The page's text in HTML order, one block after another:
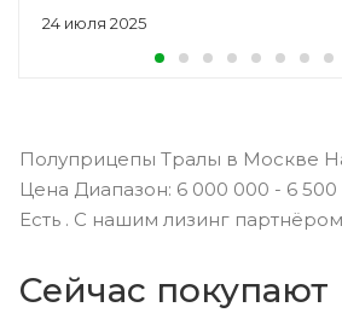
24 июля 2025
Полуприцепы Тралы в Москве
Цена Диапазон: 6 000 000 - 6
Есть . С нашим лизинг
Сейчас покупают